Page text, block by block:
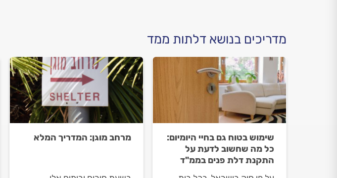
מדריכים בנושא דלתות ממד
שימוש בטוח גם בחיי היומיום:
כל מה שחשוב לדעת על
התקנת דלת פנים בממ"ד
מרחב מוגן: המדריך המלא